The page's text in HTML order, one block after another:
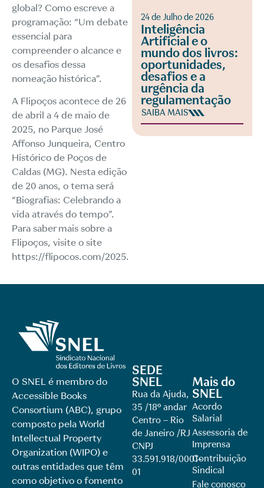
global? Como escreve a
programação: “Um debate
essencial para
compreender o alcance e
os desafios dessa
nomeação histórica”.
A Flipoços acontece de 26
de abril a 4 de maio de
2025, no Parque José
Affonso Junqueira, Centro
Histórico de Poços de
Caldas (MG). Nesta edição
de 20 anos, o tema será
“Biografias: Celebrando a
vida através do tempo”.
Para saber mais sobre a
Flipoços, visite o site
https://flipocos.com/2025.
24 de Julho de 2026
Inteligência
Artificial e o
mundo dos livros:
oportunidades,
desafios e a
urgência da
regulamentação
SAIBA MAIS
O SNEL é membro do
Accessible Books
Consortium (ABC), grupo
composto pela World
Intellectual Property
Organization (WIPO) e
outras entidades que têm
como objetivo o fomento
SEDE
SNEL
Rua da Ajuda,
35 /18º andar
Centro – Rio
de Janeiro /RJ
CNPJ
33.591.918/0001-
01
Mais do
SNEL
Acordo
Salarial
Assessoria de
Imprensa
Contribuição
Sindical
Fale conosco